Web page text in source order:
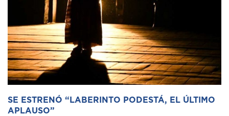
SE ESTRENÓ “LABERINTO PODESTÁ, EL ÚLTIMO
APLAUSO”